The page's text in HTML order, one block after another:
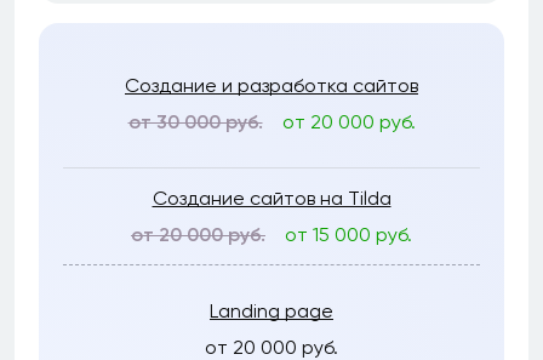
Создание и разработка сайтов
от 30 000 руб.
от 20 000 руб.
Создание сайтов на Tilda
от 20 000 руб.
от 15 000 руб.
Landing page
от 20 000 руб.